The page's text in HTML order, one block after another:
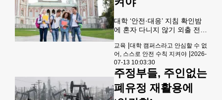
통해 신원을 확인 중이다. 경찰
일 가능성은 낮은 것으로 보고
사망 경위를 조사 중이다.지난
소유주는 2024
대학 ‘안전·대응’ 지침 확인밤
에 혼자 다니지 않기 외출 전
서비스 활용 대학 캠퍼스는 절
도나 폭력 등 각종 범죄로부터
완전히 자유로운 공간이 아니
다. 특히 야간에는 더욱 신중한
행동이 요구된다. 대학 진학을
앞둔 학생과 학부모라면 캠퍼
교육 |대학 캠퍼스라고 안심할 수 없
어, 스스로 안전 수칙 지켜야 |2026-
07-13 10:03:30
주정부들, 주인없는
폐유정 재활용에